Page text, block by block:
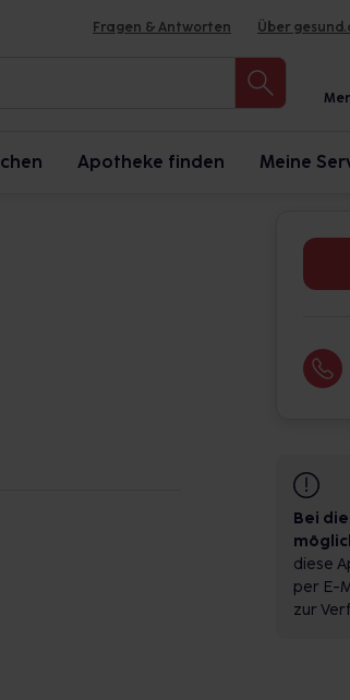
Fragen & Antworten Über
Apotheke finden Meine
Bei
diese
per E-
zur